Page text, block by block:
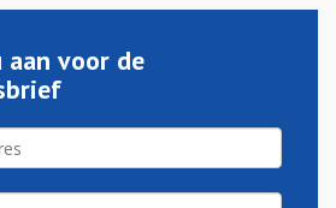
aan voor de